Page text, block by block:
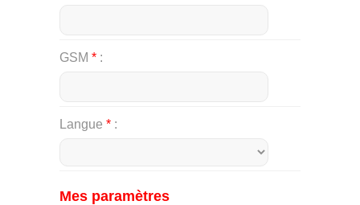
GSM *
Langue *
Mes paramètres